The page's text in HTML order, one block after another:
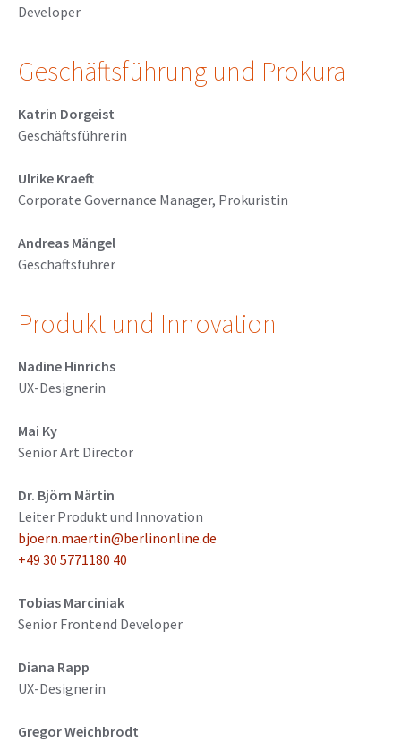
Developer
Geschäftsführung und Prokura
Katrin Dorgeist
Geschäftsführerin
Ulrike Kraeft
Corporate Governance Manager, Prokuristin
Andreas Mängel
Geschäftsführer
Produkt und Innovation
Nadine Hinrichs
UX-Designerin
Mai Ky
Senior Art Director
Dr. Björn Märtin
Leiter Produkt und Innovation
bjoern.maertin@berlinonline.de
+49 30 5771180 40
Tobias Marciniak
Senior Frontend Developer
Diana Rapp
UX-Designerin
Gregor Weichbrodt